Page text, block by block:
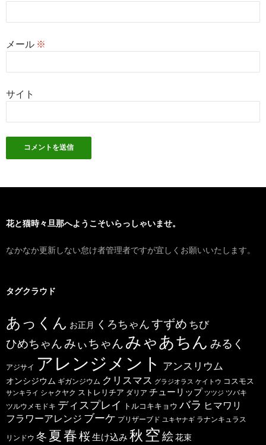
メール ※
サイト
花と猫時々旦那へようこそいらっしゃいませ。
なかなか更新しない怠け者管理者ですが宜しくお願いいたします。
タグクラウド
あっくん お正月 くろちゃんすずめ ちび
ひめちゃんみぃちゃん みゃあちん みるく
アジサイ アレンジメント アンスリウム
オンシジウム ギガンジウム クリスマス グラジオラス ケイトウ コスモス
サンキライ シャクヤク ストレリチア ダリア チューリップ ツツジ ツバキ
ツルウメモドキ ディスプレイ トルコキキョウ バラ ヒマワリ
フラワーアレンジ ブーケ プリザーブド ユキヤナギ ラナンキュラス
リンドウ 冬 夏春桜生け込み 秋 空絵花束